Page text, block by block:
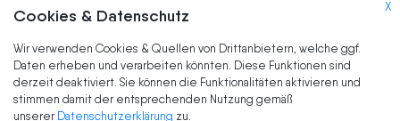
X
Cookies & Datenschutz
Wir verwenden Cookies & Quellen von Drittanbietern, welche ggf.
Daten erheben und verarbeiten könnten. Diese Funktionen sind
derzeit deaktiviert. Sie können die Funktionalitäten aktivieren und
stimmen damit der entsprechenden Nutzung gemäß
unserer Datenschutzerklärung zu.
SEHR GUT
2.047
Kundenbewertungen und Erfahrungen zu
Wir kaufen dein Motorrad
SEHR GUT 2.047